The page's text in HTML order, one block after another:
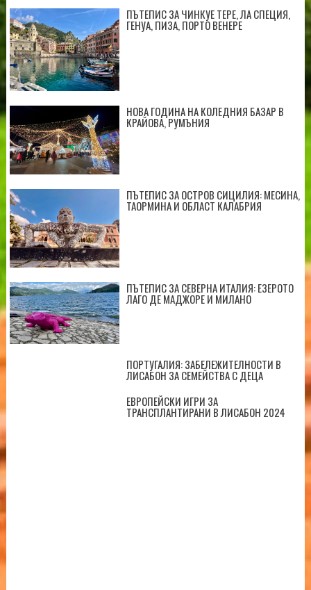
ПЪТЕПИС ЗА ЧИНКУЕ ТЕРЕ, ЛА СПЕЦИЯ,
ГЕНУА, ПИЗА, ПОРТО ВЕНЕРЕ
НОВА ГОДИНА НА КОЛЕДНИЯ БАЗАР В
КРАЙОВА, РУМЪНИЯ
ПЪТЕПИС ЗА ОСТРОВ СИЦИЛИЯ: МЕСИНА,
ТАОРМИНА И ОБЛАСТ КАЛАБРИЯ
ПЪТЕПИС ЗА СЕВЕРНА ИТАЛИЯ: ЕЗЕРОТО
ЛАГО ДЕ МАДЖОРЕ И МИЛАНО
ПОРТУГАЛИЯ: ЗАБЕЛЕЖИТЕЛНОСТИ В
ЛИСАБОН ЗА СЕМЕЙСТВА С ДЕЦА
ЕВРОПЕЙСКИ ИГРИ ЗА
ТРАНСПЛАНТИРАНИ В ЛИСАБОН 2024